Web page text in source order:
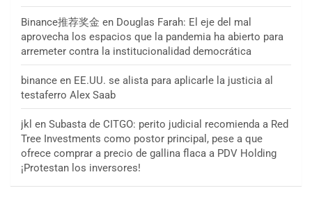
Binance推荐奖金 en Douglas Farah: El eje del mal
aprovecha los espacios que la pandemia ha abierto para
arremeter contra la institucionalidad democrática
binance en EE.UU. se alista para aplicarle la justicia al
testaferro Alex Saab
jkl en Subasta de CITGO: perito judicial recomienda a Red
Tree Investments como postor principal, pese a que
ofrece comprar a precio de gallina flaca a PDV Holding
¡Protestan los inversores!